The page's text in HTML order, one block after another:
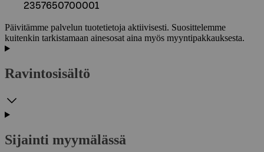
2357650700001
Päivitämme palvelun tuotetietoja aktiivisesti. Suosittelemme
kuitenkin tarkistamaan ainesosat aina myös myyntipakkauksesta.
Ravintosisältö
Sijainti myymälässä